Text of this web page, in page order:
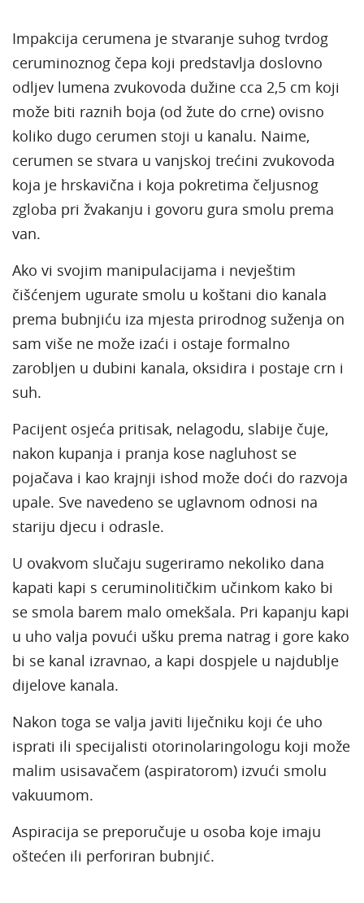
Impakcija cerumena je stvaranje suhog tvrdog
ceruminoznog čepa koji predstavlja doslovno
odljev lumena zvukovoda dužine cca 2,5 cm koji
može biti raznih boja (od žute do crne) ovisno
koliko dugo cerumen stoji u kanalu. Naime,
cerumen se stvara u vanjskoj trećini zvukovoda
koja je hrskavična i koja pokretima čeljusnog
zgloba pri žvakanju i govoru gura smolu prema
van.
Ako vi svojim manipulacijama i nevještim
čišćenjem ugurate smolu u koštani dio kanala
prema bubnjiću iza mjesta prirodnog suženja on
sam više ne može izaći i ostaje formalno
zarobljen u dubini kanala, oksidira i postaje crn i
suh.
Pacijent osjeća pritisak, nelagodu, slabije čuje,
nakon kupanja i pranja kose nagluhost se
pojačava i kao krajnji ishod može doći do razvoja
upale. Sve navedeno se uglavnom odnosi na
stariju djecu i odrasle.
U ovakvom slučaju sugeriramo nekoliko dana
kapati kapi s ceruminolitičkim učinkom kako bi
se smola barem malo omekšala. Pri kapanju kapi
u uho valja povući ušku prema natrag i gore kako
bi se kanal izravnao, a kapi dospjele u najdublje
dijelove kanala.
Nakon toga se valja javiti liječniku koji će uho
isprati ili specijalisti otorinolaringologu koji može
malim usisavačem (aspiratorom) izvući smolu
vakuumom.
Aspiracija se preporučuje u osoba koje imaju
oštećen ili perforiran bubnjić.